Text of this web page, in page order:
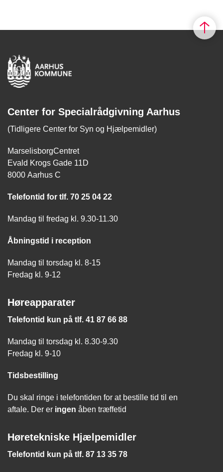
Center for Specialrådgivning Aarhus
(Tidligere Center for Syn og Hjælpemidler)
MarselisborgCentret
Evald Krogs Gade 11D
8000 Aarhus C
Telefontid for tlf. 70 25 04 22
Mandag til fredag kl. 9.30-11.30
Åbningstid i reception
Mandag til torsdag kl. 8-15
Fredag kl. 9-12
Høreapparater
Telefontid kun på tlf. 41 87 66 88
Mandag til torsdag kl. 8.30-9.30
Fredag kl. 9-10
Tidsbestilling
Du skal ringe i telefontiden for at bestille tid til en
aftale. Der er ingen åben træffetid
Høretekniske Hjælpemidler
Telefontid kun på tlf. 87 13 35 78